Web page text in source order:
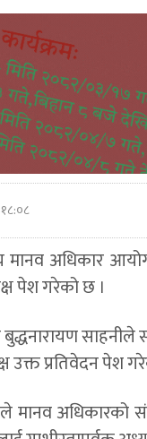
मानव अधिकार
पेश गरेको छ ।
साहनीले
उक्त प्रतिवेदन पेश
मानव अधिकारको